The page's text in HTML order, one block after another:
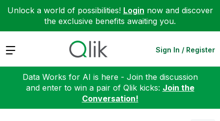
Unlock a world of possibilities! Login now and discover
the exclusive benefits awaiting you.
Expand Sign In / Register
Data Works for AI is here - Join the discussion
and enter to win a pair of Qlik kicks: Join the
Conversation!